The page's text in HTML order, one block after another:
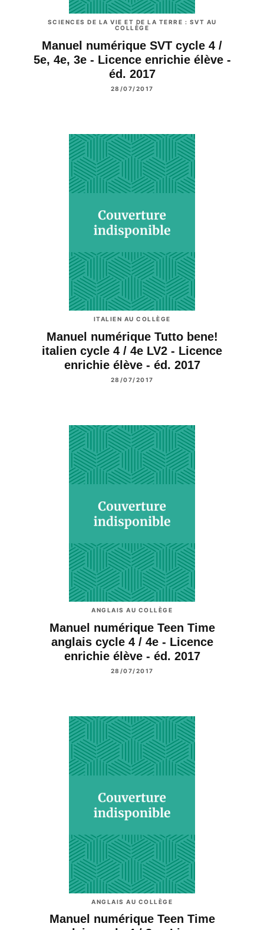
SCIENCES DE LA VIE ET DE LA TERRE : SVT AU
COLLÈGE
Manuel numérique SVT cycle 4 /
5e, 4e, 3e - Licence enrichie élève -
éd. 2017
28/07/2017
ITALIEN AU COLLÈGE
Manuel numérique Tutto bene!
italien cycle 4 / 4e LV2 - Licence
enrichie élève - éd. 2017
28/07/2017
ANGLAIS AU COLLÈGE
Manuel numérique Teen Time
anglais cycle 4 / 4e - Licence
enrichie élève - éd. 2017
28/07/2017
ANGLAIS AU COLLÈGE
Manuel numérique Teen Time